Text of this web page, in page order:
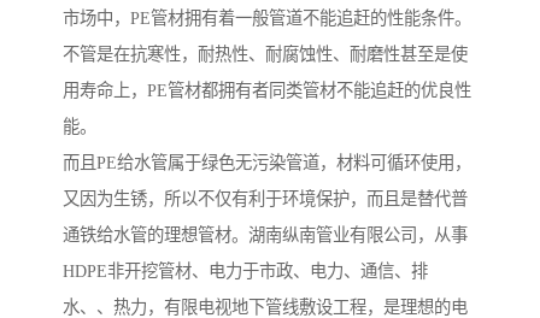
市场中，PE管材拥有着一般管道不能追赶的性能条件。
不管是在抗寒性，耐热性、耐腐蚀性、耐磨性甚至是使
用寿命上，PE管材都拥有者同类管材不能追赶的优良性
能。
而且PE给水管属于绿色无污染管道，材料可循环使用，
又因为生锈，所以不仅有利于环境保护，而且是替代普
通铁给水管的理想管材。湖南纵南管业有限公司，从事
HDPE非开挖管材、电力于市政、电力、通信、排
水、、热力，有限电视地下管线敷设工程，是理想的电